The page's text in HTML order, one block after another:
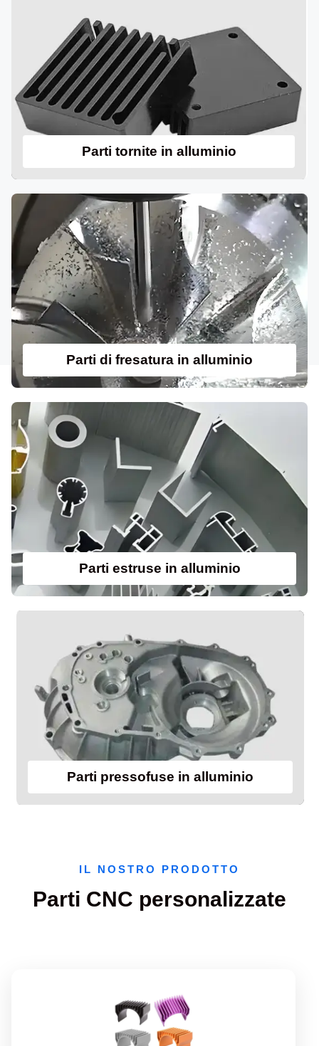
Parti tornite in alluminio
Parti di fresatura in alluminio
Parti estruse in alluminio
Parti pressofuse in alluminio
IL NOSTRO PRODOTTO
Parti CNC personalizzate